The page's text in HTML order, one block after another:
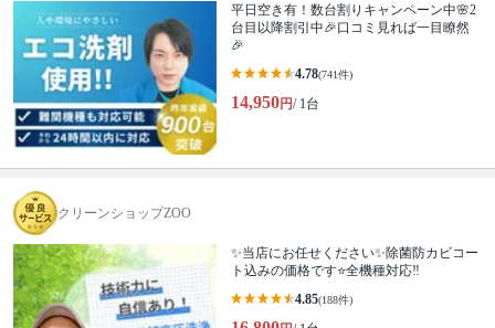
平日空き有！数台割りキャンペーン中🌸2
台目以降割引中🎉口コミ見れば一目瞭然
🎉
4.78(741件)
14,950円/ 1台
クリーンショップZOO
✨当店にお任せください✨除菌防カビコー
ト込みの価格です⭐️全機種対応‼️
4.85(188件)